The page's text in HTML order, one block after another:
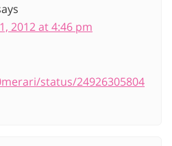
2012 at 4:46 pm
status/24926305804